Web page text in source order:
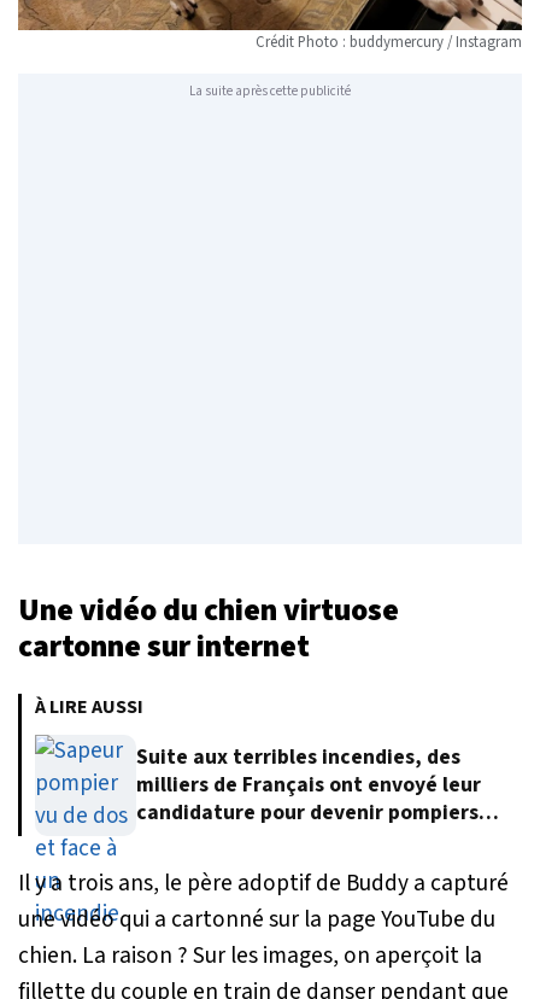
Crédit Photo : buddymercury / Instagram
La suite après cette publicité
Une vidéo du chien virtuose
cartonne sur internet
À LIRE AUSSI
Suite aux terribles incendies, des
milliers de Français ont envoyé leur
candidature pour devenir pompiers
Il y a trois ans, le père adoptif de Buddy a capturé
une vidéo qui a cartonné sur la page YouTube du
chien. La raison ? Sur les images, on aperçoit la
fillette du couple en train de danser pendant que